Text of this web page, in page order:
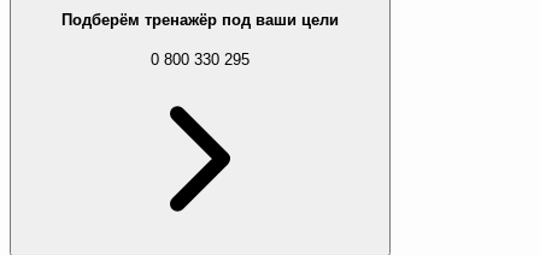
Подберём тренажёр под ваши цели
0 800 330 295